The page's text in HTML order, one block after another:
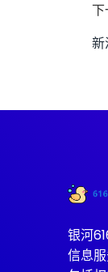
下
新
银河
信息